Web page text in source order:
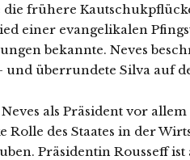
frühere
einer evangelikalen
bekannte. Neves
und überrundete Silva auf
als Präsident vor
Rolle des Staates in der
Präsidentin Rousseff